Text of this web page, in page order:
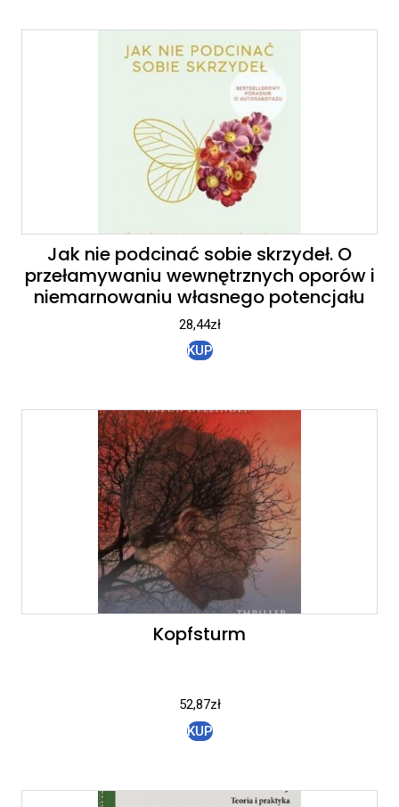
Jak nie podcinać sobie skrzydeł. O
przełamywaniu wewnętrznych oporów i
niemarnowaniu własnego potencjału
28,44zł
KUP
Kopfsturm
52,87zł
KUP